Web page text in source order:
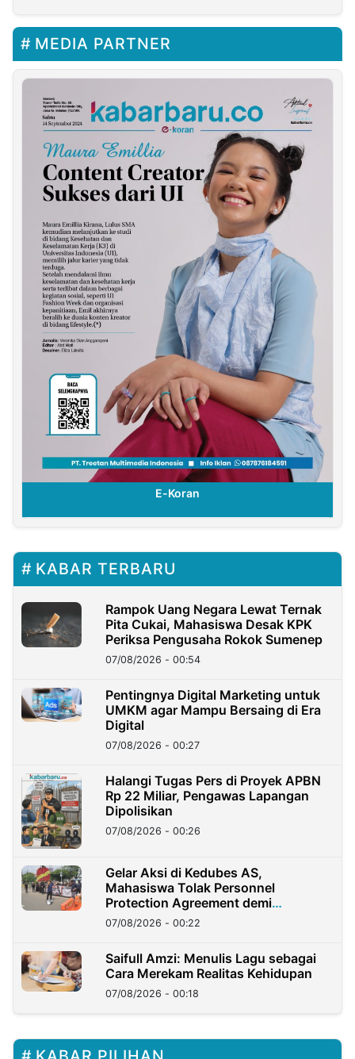
MEDIA PARTNER
E-Koran
KABAR TERBARU
Rampok Uang Negara Lewat Ternak
Pita Cukai, Mahasiswa Desak KPK
Periksa Pengusaha Rokok Sumenep
07/08/2026 - 00:54
Pentingnya Digital Marketing untuk
UMKM agar Mampu Bersaing di Era
Digital
07/08/2026 - 00:27
Halangi Tugas Pers di Proyek APBN
Rp 22 Miliar, Pengawas Lapangan
Dipolisikan
07/08/2026 - 00:26
Gelar Aksi di Kedubes AS,
Mahasiswa Tolak Personnel
Protection Agreement demi
Kedaulatan Negara
07/08/2026 - 00:22
Saifull Amzi: Menulis Lagu sebagai
Cara Merekam Realitas Kehidupan
07/08/2026 - 00:18